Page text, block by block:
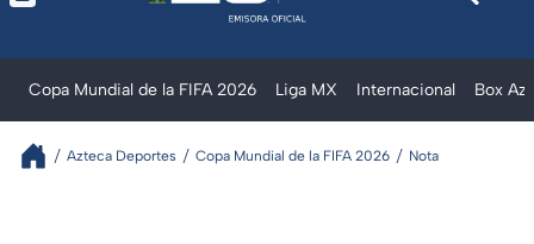
Copa Mundial de la FIFA 2026 Liga MX Internacional Box
Azteca Deportes Copa Mundial de la FIFA 2026 Nota